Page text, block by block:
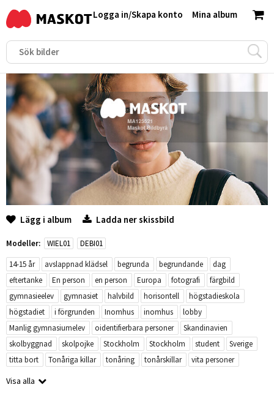
Mina album
Logga in/Skapa konto
Lägg i album Ladda ner skissbild
Modeller: WIEL01
DEBI01
14-15 år
avslappnad klädsel begrunda begrundande
dag
eftertanke
En person en person Europa fotografi
färgbild
gymnasieelev
gymnasiet halvbild horisontell
högstadieskola
högstadiet
i förgrunden Inomhus inomhus
lobby
Manlig gymnasiumelev
oidentifierbara personer
Skandinavien
skolbyggnad
skolpojke Stockholm Stockholm student
Sverige
titta bort
Tonåriga killar tonåring tonårskillar vita personer
Visa alla